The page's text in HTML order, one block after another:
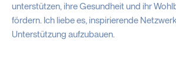
unterstützen, ihre Gesundheit und ihr
fördern. Ich liebe es, inspirierende
Unterstützung aufzubauen.